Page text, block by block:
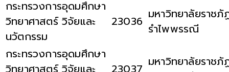
กระทรวงการอุดมศึกษา
วิทยาศาสตร์ วิจัยและ
นวัตกรรม
23036 มหาวิทยาลัยราชภั
รำไพพรรณี
กระทรวงการอุดมศึกษา
วิทยาศาสตร์ วิจัยและ
23037 มหาวิทยาลัยราชภั